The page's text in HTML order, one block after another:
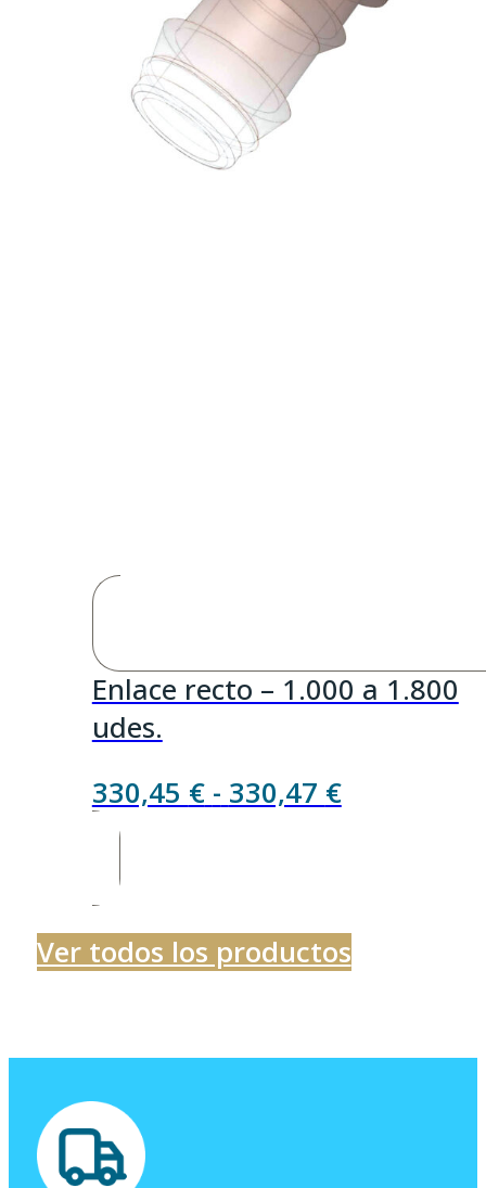
Enlace recto – 1.000 a 1.800
udes.
330,45 € - 330,47 €Rango
330,45 €
hasta
Ver todos los productos